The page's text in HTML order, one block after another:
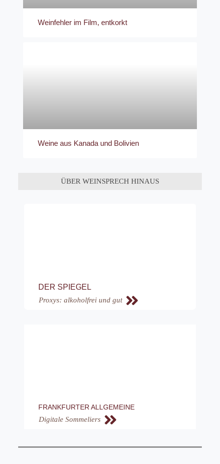
Weinfehler im Film, entkorkt
Weine aus Kanada und Bolivien
ÜBER WEINSPRECH HINAUS
DER SPIEGEL
Proxys: alkoholfrei und gut
FRANKFURTER ALLGEMEINE
Digitale Sommeliers